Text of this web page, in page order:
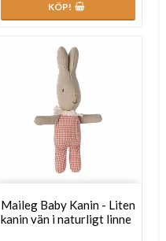
KÖP!
Maileg Baby Kanin - Liten
kanin vän i naturligt linne